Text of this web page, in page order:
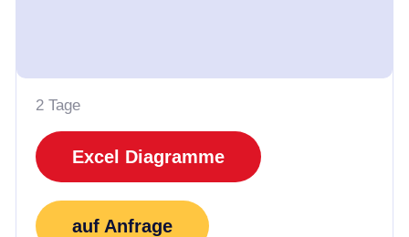
2 Tage
Excel Diagramme
auf Anfrage